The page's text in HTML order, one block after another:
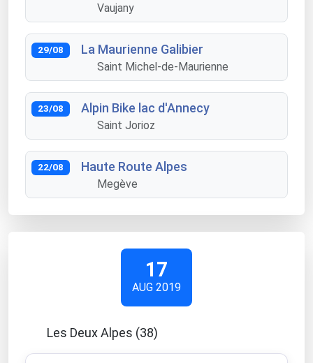
Vaujany
29/08 La Maurienne Galibier
Saint Michel-de-Maurienne
23/08 Alpin Bike lac d'Annecy
Saint Jorioz
22/08 Haute Route Alpes
Megève
17
AUG 2019
Les Deux Alpes (38)